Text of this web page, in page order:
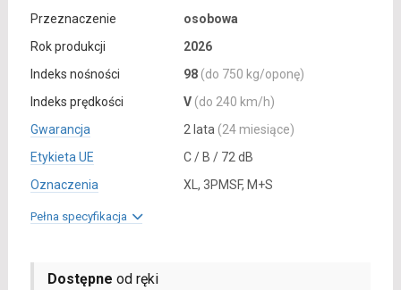
Przeznaczenie
osobowa
Rok produkcji
2026
Indeks nośności
98 (do 750 kg/oponę)
Indeks prędkości
V (do 240 km/h)
Gwarancja
2 lata (24 miesiące)
Etykieta UE
C / B / 72 dB
Oznaczenia
XL, 3PMSF, M+S
Pełna specyfikacja
Dostępne od ręki